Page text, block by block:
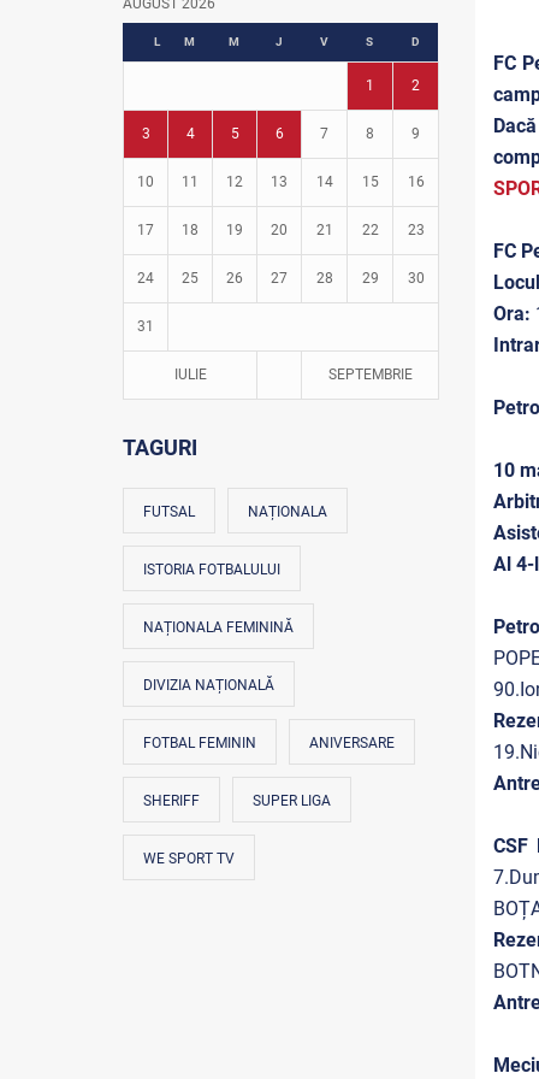
Fotbal în grădinițe
AUGUST 2026
L M M J V S D
1 2
3 4 5 6 7 8 9
10 11 12 13 14 15 16
17 18 19 20 21 22 23
24 25 26 27 28 29 30
31
IULIE SEPTEMBRIE
TAGURI
FUTSAL NAȚIONALA
ISTORIA FOTBALULUI
NAȚIONALA FEMININĂ
DIVIZIA NAȚIONALĂ
FOTBAL FEMININ ANIVERSARE
SHERIFF SUPER LIGA
WE SPORT TV
FC
FC
Ora:
10
Al 4-
CSF